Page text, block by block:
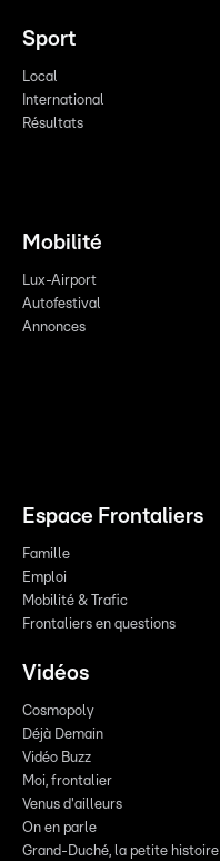
Sport
Local
International
Résultats
Mobilité
Lux-Airport
Autofestival
Annonces
Espace Frontaliers
Famille
Emploi
Mobilité & Trafic
Frontaliers en questions
Vidéos
Cosmopoly
Déjà Demain
Vidéo Buzz
Moi, frontalier
Venus d'ailleurs
On en parle
Grand-Duché, la petite histoire